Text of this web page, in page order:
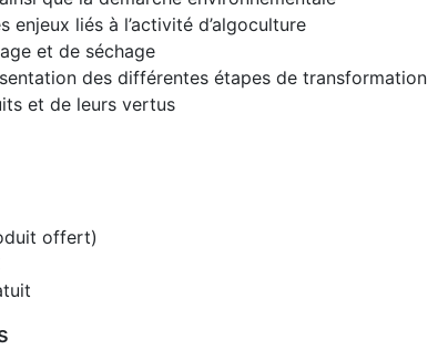
enjeux liés à l’activité d’algoculture
et de séchage
des différentes étapes de transformation
et de leurs vertus
offert)